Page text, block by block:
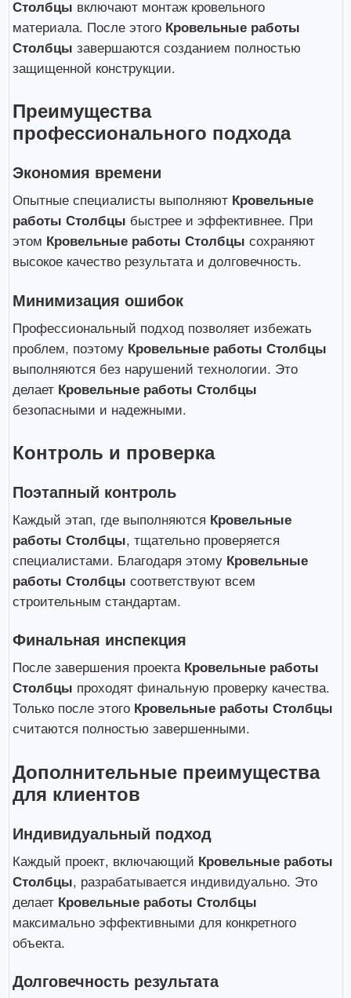
Столбцы включают монтаж кровельного
материала. После этого Кровельные работы
Столбцы завершаются созданием полностью
защищенной конструкции.
Преимущества
профессионального подхода
Экономия времени
Опытные специалисты выполняют Кровельные
работы Столбцы быстрее и эффективнее. При
этом Кровельные работы Столбцы сохраняют
высокое качество результата и долговечность.
Минимизация ошибок
Профессиональный подход позволяет избежать
проблем, поэтому Кровельные работы Столбцы
выполняются без нарушений технологии. Это
делает Кровельные работы Столбцы
безопасными и надежными.
Контроль и проверка
Поэтапный контроль
Каждый этап, где выполняются Кровельные
работы Столбцы, тщательно проверяется
специалистами. Благодаря этому Кровельные
работы Столбцы соответствуют всем
строительным стандартам.
Финальная инспекция
После завершения проекта Кровельные работы
Столбцы проходят финальную проверку качества.
Только после этого Кровельные работы Столбцы
считаются полностью завершенными.
Дополнительные преимущества
для клиентов
Индивидуальный подход
Каждый проект, включающий Кровельные работы
Столбцы, разрабатывается индивидуально. Это
делает Кровельные работы Столбцы
максимально эффективными для конкретного
объекта.
Долговечность результата